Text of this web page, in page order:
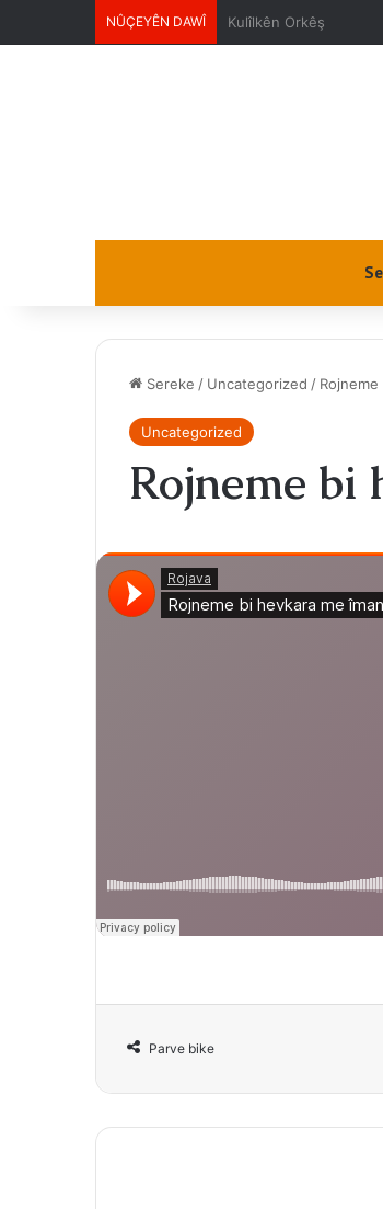
NÛÇEYÊN DAWÎ Ciwanan
Sereke / Uncategorized /
Uncategorized
Rojneme bi
Parve bike